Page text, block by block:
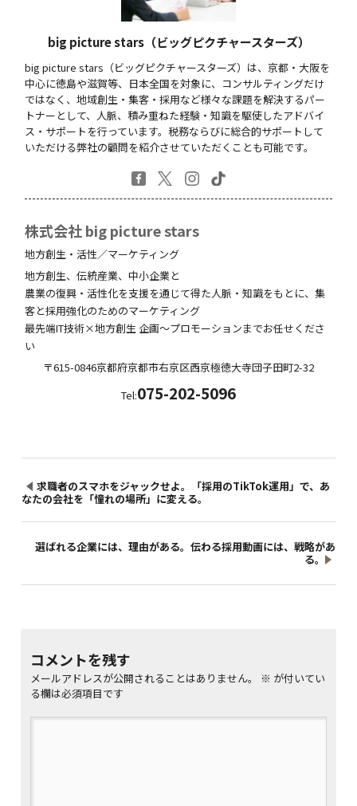
big picture stars（ビッグピクチャースターズ）
big picture stars（ビッグピクチャースターズ）は、京都・大阪を
中心に徳島や滋賀等、日本全国を対象に、コンサルティングだけ
ではなく、地域創生・集客・採用など様々な課題を解決するパー
トナーとして、人脈、積み重ねた経験・知識を駆使したアドバイ
ス・サポートを行っています。税務ならびに総合的サポートして
いただける弊社の顧問を紹介させていただくことも可能です。
株式会社 big picture stars
地方創生・活性／マーケティング
地方創生、伝統産業、中小企業と
農業の復興・活性化を支援を通じて得た人脈・知識をもとに、集
客と採用強化のためのマーケティング
最先端IT技術×地方創生 企画～プロモーションまでお任せくださ
い
〒615-0846京都府京都市右京区西京極徳大寺団子田町2-32
Tel:075-202-5096
求職者のスマホをジャックせよ。「採用のTikTok運用」で、あ
なたの会社を「憧れの場所」に変える。
選ばれる企業には、理由がある。伝わる採用動画には、戦略があ
る。
コメントを残す
メールアドレスが公開されることはありません。 ※ が付いてい
る欄は必須項目です